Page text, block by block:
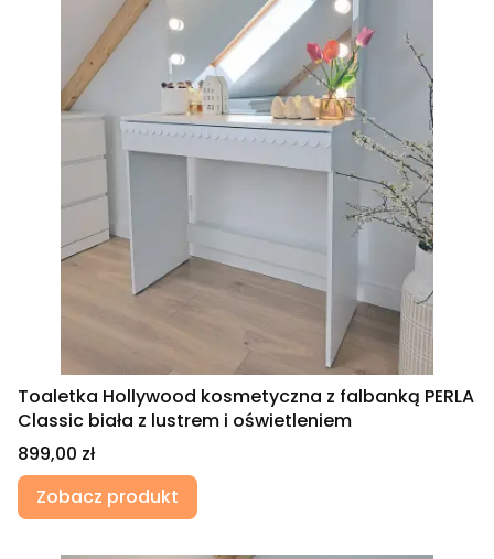
Toaletka Hollywood kosmetyczna z falbanką PERLA
Classic biała z lustrem i oświetleniem
Cena
899,00 zł
Zobacz produkt